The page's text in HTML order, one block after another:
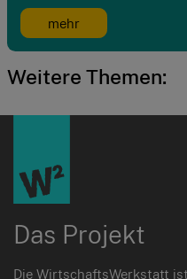
mehr
Weitere Themen:
Das Projekt
Die WirtschaftsWerkstatt